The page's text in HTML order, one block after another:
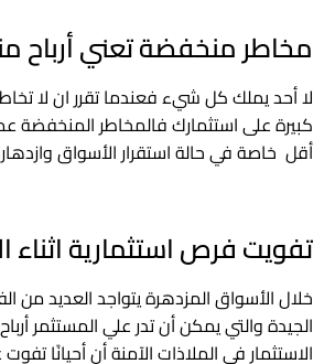
مخاطر منخفضة تعني أرباح
لا أحد يملك كل شيء فعندما تقرر ان لا تخاطر
كبيرة على استثمارك فالمخاطر المنخفضة
أقل خاصة في حالة استقرار الأسواق
تفويت فرص استثمارية اثناء
خلال الأسواق المزدهرة يتواجد العديد من
الجيدة والتي يمكن أن تدر علي المستثمر
الاستثمار في الملاذات الآمنة أن أحيانًا